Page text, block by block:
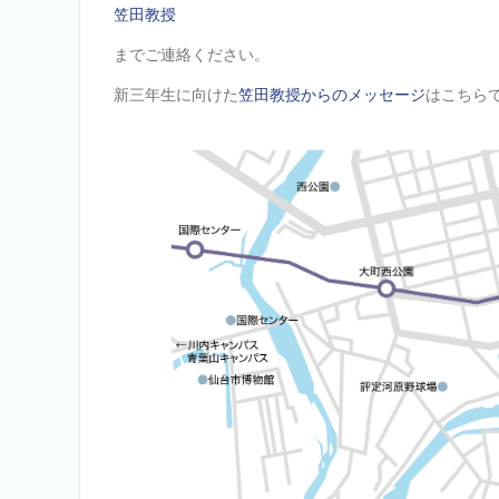
笠田教授
までご連絡ください。
新三年生に向けた笠田教授からのメッセージはこちら